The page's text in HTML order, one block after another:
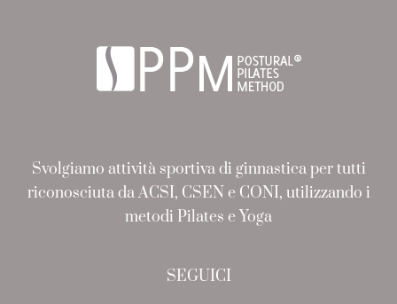
Svolgiamo attività sportiva di ginnastica per tutti
riconosciuta da ACSI, CSEN e CONI, utilizzando i
metodi Pilates e Yoga
SEGUICI